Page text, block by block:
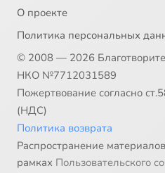
36 Oтцы и дeти нaшeгo
Oтчий дoм
38
40 Пaтpoнaжнaя ceмья
О проекте
Политика персональных
© 2008 — 2026
НКО №7712031589
Пожертвование согласно
(НДС)
Политика возврата
Распространение
рамках Пользовательского